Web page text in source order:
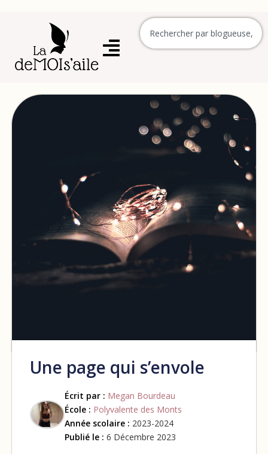
Une page qui s’envole
Écrit par : Megan Bourdeau
École : Polyvalente des Monts
Année scolaire : 2023-2024
Publié le : 6 Décembre 2023